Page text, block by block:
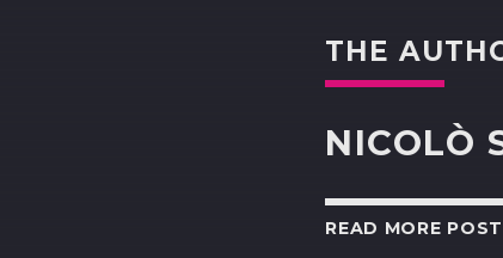
THE
NICOLÒ
READ MORE